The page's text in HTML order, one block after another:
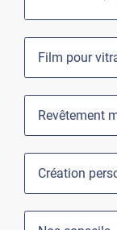
Film pour
Revêtement
Création